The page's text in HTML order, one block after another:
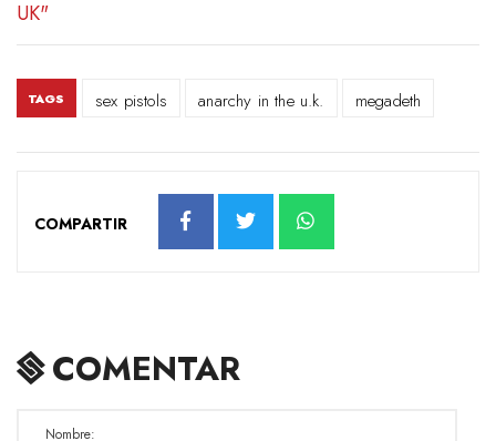
UK"
TAGS sex pistols anarchy in the u.k. megadeth
COMPARTIR
COMENTAR